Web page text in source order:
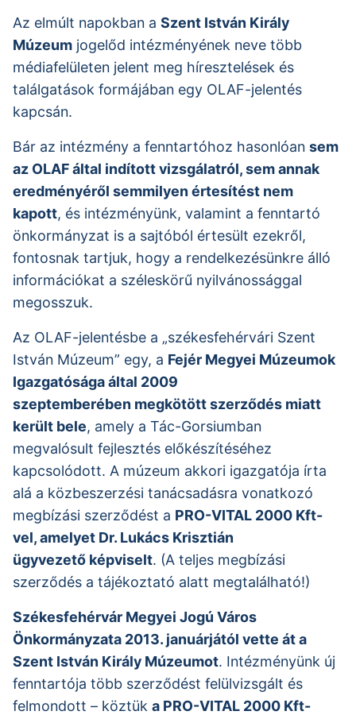
Az elmúlt napokban a Szent István Király
Múzeum jogelőd intézményének neve több
médiafelületen jelent meg híresztelések és
találgatások formájában egy OLAF-jelentés
kapcsán.
Bár az intézmény a fenntartóhoz hasonlóan sem
az OLAF által indított vizsgálatról, sem annak
eredményéről semmilyen értesítést nem
kapott, és intézményünk, valamint a fenntartó
önkormányzat is a sajtóból értesült ezekről,
fontosnak tartjuk, hogy a rendelkezésünkre álló
információkat a széleskörű nyilvánossággal
megosszuk.
Az OLAF-jelentésbe a „székesfehérvári Szent
István Múzeum” egy, a Fejér Megyei Múzeumok
Igazgatósága által 2009
szeptemberében megkötött szerződés miatt
került bele, amely a Tác-Gorsiumban
megvalósult fejlesztés előkészítéséhez
kapcsolódott. A múzeum akkori igazgatója írta
alá a közbeszerzési tanácsadásra vonatkozó
megbízási szerződést a PRO-VITAL 2000 Kft-
vel, amelyet Dr. Lukács Krisztián
ügyvezető képviselt. (A teljes megbízási
szerződés a tájékoztató alatt megtalálható!)
Székesfehérvár Megyei Jogú Város
Önkormányzata 2013. januárjától vette át a
Szent István Király Múzeumot. Intézményünk új
fenntartója több szerződést felülvizsgált és
felmondott – köztük a PRO-VITAL 2000 Kft-